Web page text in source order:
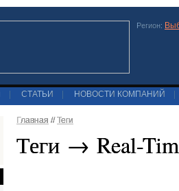
Регион:
СТАТЬИ НОВОСТИ КОМПАНИЙ
Главная // Теги
Теги → Real-